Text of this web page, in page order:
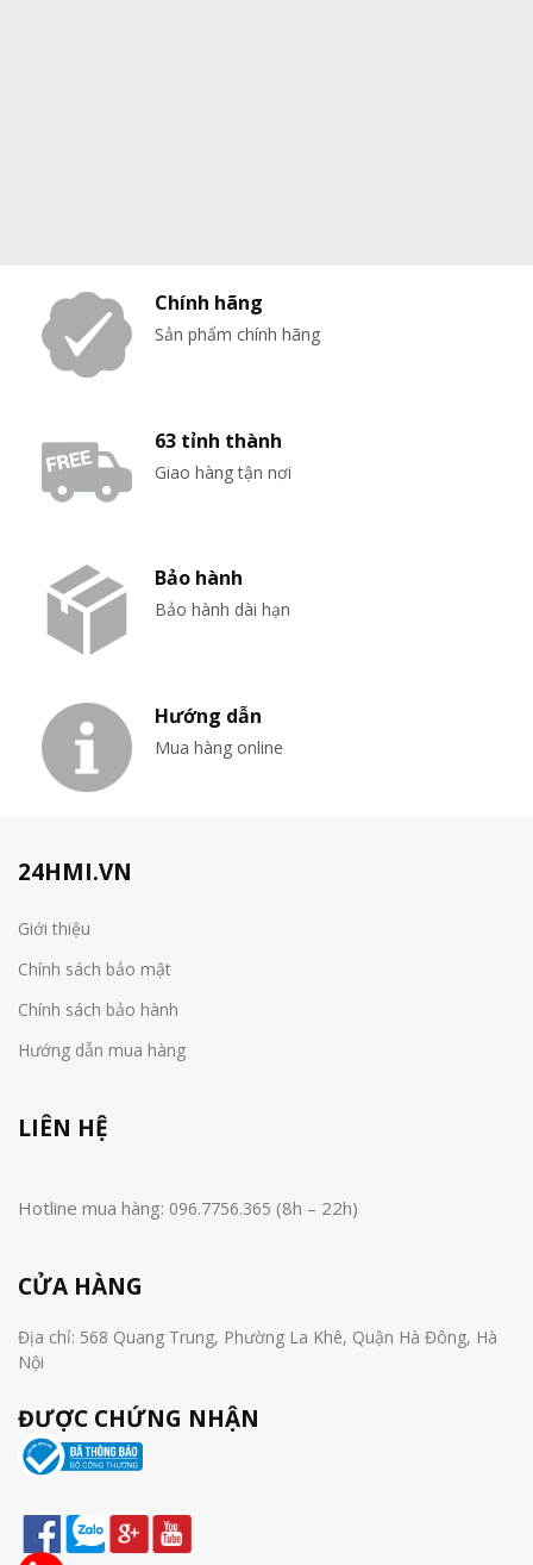
Chính hãng
Sản phẩm chính hãng
63 tỉnh thành
Giao hàng tận nơi
Bảo hành
Bảo hành dài hạn
Hướng dẫn
Mua hàng online
24HMI.VN
Giới thiệu
Chính sách bảo mật
Chính sách bảo hành
Hướng dẫn mua hàng
LIÊN HỆ
Hotline mua hàng: 096.7756.365 (8h – 22h)
CỬA HÀNG
Địa chỉ: 568 Quang Trung, Phường La Khê, Quận Hà Đông, Hà
Nội
ĐƯỢC CHỨNG NHẬN